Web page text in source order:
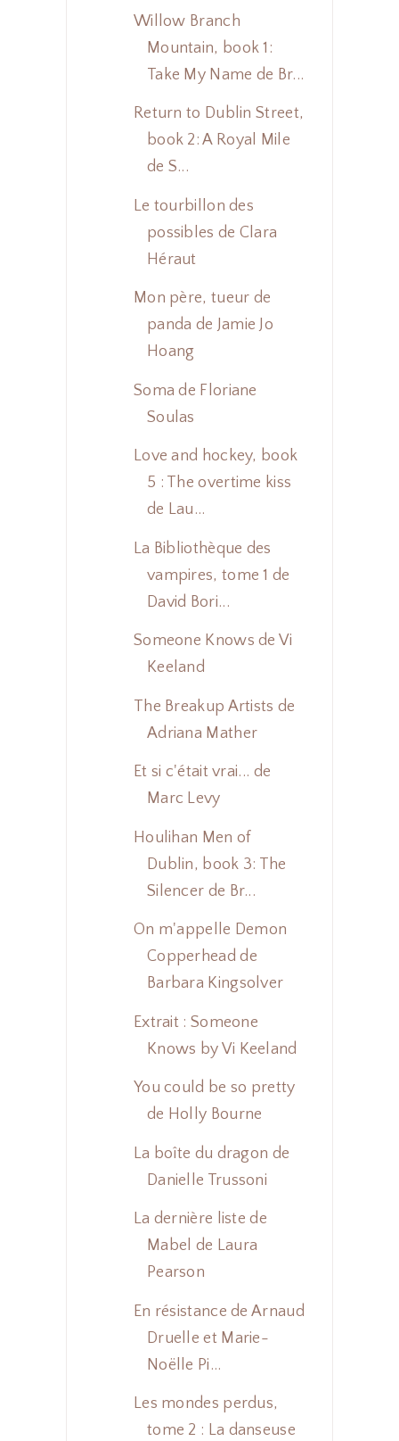
Willow Branch
Mountain, book 1:
Take My Name de Br...
Return to Dublin Street,
book 2: A Royal Mile
de S...
Le tourbillon des
possibles de Clara
Héraut
Mon père, tueur de
panda de Jamie Jo
Hoang
Soma de Floriane
Soulas
Love and hockey, book
5 : The overtime kiss
de Lau...
La Bibliothèque des
vampires, tome 1 de
David Bori...
Someone Knows de Vi
Keeland
The Breakup Artists de
Adriana Mather
Et si c'était vrai... de
Marc Levy
Houlihan Men of
Dublin, book 3: The
Silencer de Br...
On m'appelle Demon
Copperhead de
Barbara Kingsolver
Extrait : Someone
Knows by Vi Keeland
You could be so pretty
de Holly Bourne
La boîte du dragon de
Danielle Trussoni
La dernière liste de
Mabel de Laura
Pearson
En résistance de Arnaud
Druelle et Marie-
Noëlle Pi...
Les mondes perdus,
tome 2 : La danseuse